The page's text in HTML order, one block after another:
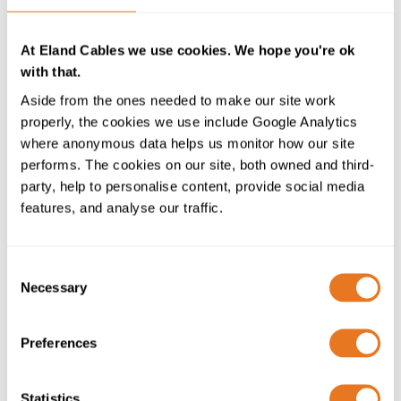
At Eland Cables we use cookies. We hope you're ok
with that.
Aside from the ones needed to make our site work
properly, the cookies we use include Google Analytics
where anonymous data helps us monitor how our site
performs. The cookies on our site, both owned and third-
party, help to personalise content, provide social media
features, and analyse our traffic.
Selection
Necessary
Preferences
Statistics
Cable de datos Cat6a de 600 V que puede pasar
alimentación.
Estabilidad UV
sin protección adicional.
Funda robusta de LSZH que ofrece resistencia a la
abrasión según la norma EN 50289-3-7 para
entornos de instalación difíciles.
Además, ofrece una combinación inigualable de
calidad y conformidad normativa:
para el cumplimiento de las
normas EN 50575 y BS7671 de cableado fijo
BSI Kitemark probado
en nuestro laboratorio
ISO/IEC 17025; una marca de calidad de terceros